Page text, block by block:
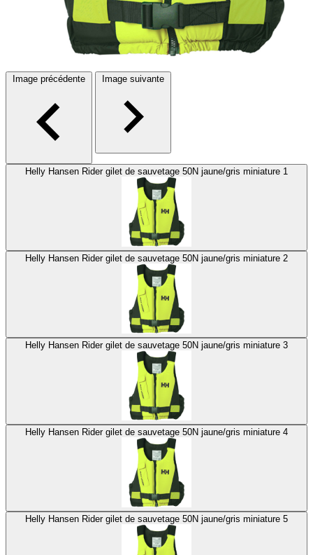
Image précédente Image suivante
Helly Hansen Rider gilet de sauvetage 50N jaune/gris miniature 1
Helly Hansen Rider gilet de sauvetage 50N jaune/gris miniature 2
Helly Hansen Rider gilet de sauvetage 50N jaune/gris miniature 3
Helly Hansen Rider gilet de sauvetage 50N jaune/gris miniature 4
Helly Hansen Rider gilet de sauvetage 50N jaune/gris miniature 5